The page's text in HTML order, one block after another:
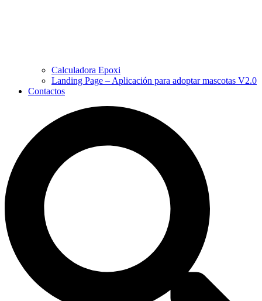
Calculadora Epoxi
Landing Page – Aplicación para adoptar mascotas V2.0
Contactos